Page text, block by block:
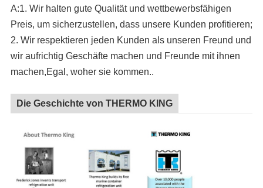
A:1. Wir halten gute Qualität und wettbewerbsfähigen
Preis, um sicherzustellen, dass unsere Kunden profitieren;
2. Wir respektieren jeden Kunden als unseren Freund und
wir aufrichtig Geschäfte machen und Freunde mit ihnen
machen,Egal, woher sie kommen..
Die Geschichte von THERMO KING